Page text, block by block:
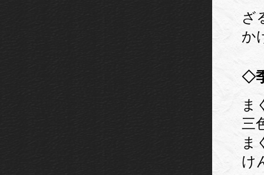
ざ
か
◇
ま
三
ま
け